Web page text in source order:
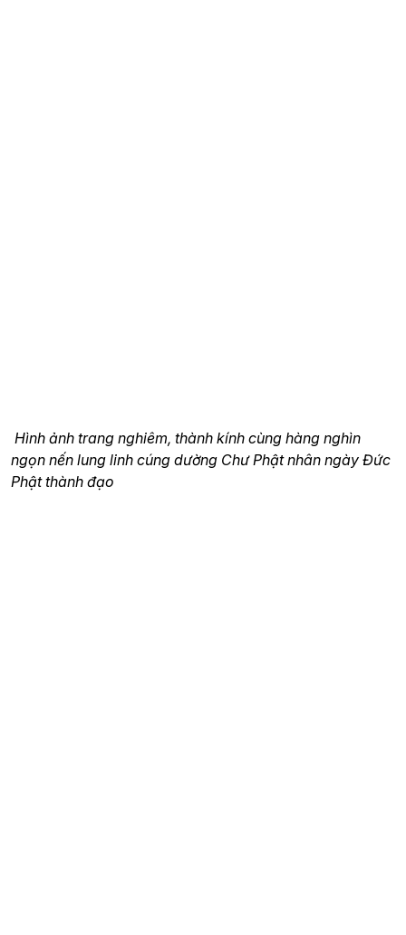
Hình ảnh trang nghiêm, thành kính cùng hàng nghìn
ngọn nến lung linh cúng dường Chư Phật nhân ngày Đức
Phật thành đạo